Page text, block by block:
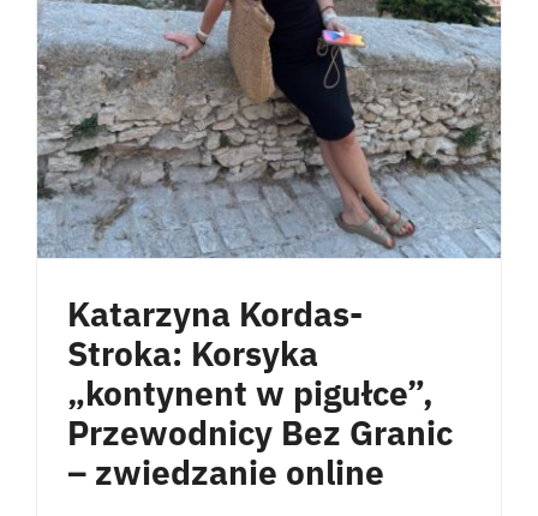
Katarzyna Kordas-
Stroka: Korsyka
„kontynent w pigułce”,
Przewodnicy Bez Granic
– zwiedzanie online